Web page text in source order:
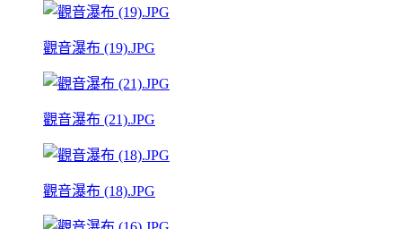
觀音瀑布 (19).JPG
觀音瀑布 (21).JPG
觀音瀑布 (18).JPG